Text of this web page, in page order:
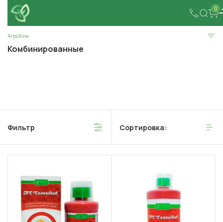
0
АгроХим
Комбинированные
Фильтр Сортировка: